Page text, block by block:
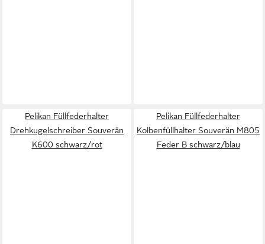
Pelikan Füllfederhalter
Drehkugelschreiber Souverän
K600 schwarz/rot
Pelikan Füllfederhalter
Kolbenfüllhalter Souverän M805
Feder B schwarz/blau